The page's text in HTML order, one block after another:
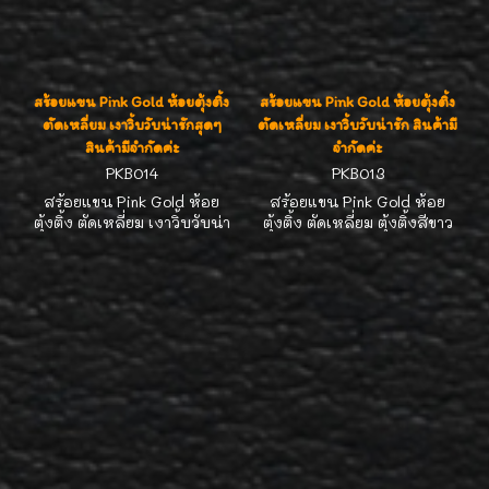
สร้อยแขน Pink Gold ห้อยตุ้งติ้ง
ตัดเหลี่ยม เงาวิ้บวับน่ารักสุดๆ
สินค้ามีจำกัดค่ะ
PKB014
สร้อยแขน Pink Gold ห้อย
ตุ้งติ้ง ตัดเหลี่ยม เงาวิ้บวับน่า
รัก สินค้ามีจำกัดค่ะ สนใจโทร
สอบถามนะคะ รีบๆนะคะ เด๋ว
สร้อยแขน Pink Gold ห้อยตุ้งติ้ง
ตัดเหลี่ยม เงาวิ้บวับน่ารัก สินค้ามี
จำกัดค่ะ
PKB013
สร้อยแขน Pink Gold ห้อย
ตุ้งติ้ง ตัดเหลี่ยม ตุ้งติ้งสีขาว
ใช้ Pink Gold ชุบทองขาวอีก
ชั้นค่ะ เงาวิ้บวับน่ารัก สินค้ามี
จำกัดค่ะ สนใจโทรสอบถามนะ
คะ รีบๆนะคะ เด๋วหมดก่อนค่ะ